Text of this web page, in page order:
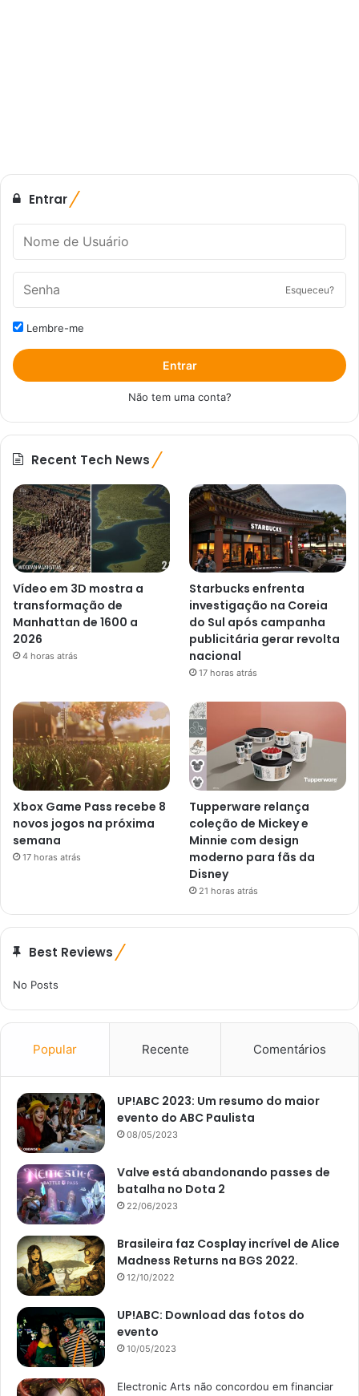
Entrar
Esqueceu?
Lembre-me
Entrar
Não tem uma conta?
Recent Tech News
Vídeo em 3D mostra a
transformação de
Manhattan de 1600 a
2026
4 horas atrás
Starbucks enfrenta
investigação na Coreia
do Sul após campanha
publicitária gerar revolta
nacional
17 horas atrás
Xbox Game Pass recebe 8
novos jogos na próxima
semana
17 horas atrás
Tupperware relança
coleção de Mickey e
Minnie com design
moderno para fãs da
Disney
21 horas atrás
Best Reviews
No Posts
Popular Recente Comentários
UP!ABC 2023: Um resumo do maior
evento do ABC Paulista
08/05/2023
Valve está abandonando passes de
batalha no Dota 2
22/06/2023
Brasileira faz Cosplay incrível de Alice
Madness Returns na BGS 2022.
12/10/2022
UP!ABC: Download das fotos do
evento
10/05/2023
Electronic Arts não concordou em financiar